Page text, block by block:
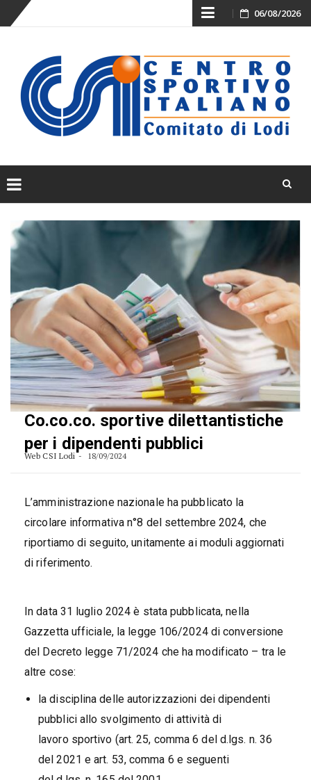
Skip
content
06/08/2026
content
Co.co.co. sportive dilettantistiche
per i dipendenti pubblici
Web CSI Lodi 18/09/2024
L’amministrazione nazionale ha pubblicato la
circolare informativa n°8 del settembre 2024, che
riportiamo di seguito, unitamente ai moduli aggiornati
di riferimento.
In data 31 luglio 2024 è stata pubblicata, nella
Gazzetta ufficiale, la legge 106/2024 di conversione
del Decreto legge 71/2024 che ha modificato – tra le
altre cose:
la disciplina delle autorizzazioni dei dipendenti
pubblici allo svolgimento di attività di
lavoro sportivo (art. 25, comma 6 del d.lgs. n. 36
del 2021 e art. 53, comma 6 e seguenti